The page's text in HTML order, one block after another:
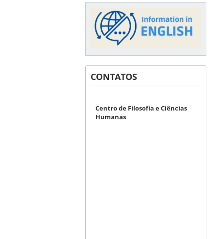
CONTATOS
Centro de Filosofia e Ciências
Humanas